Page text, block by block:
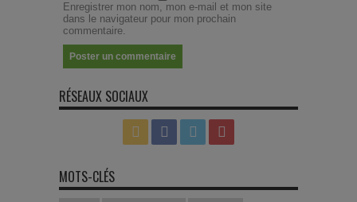
Enregistrer mon nom, mon e-mail et mon site
dans le navigateur pour mon prochain
commentaire.
RÉSEAUX SOCIAUX
MOTS-CLÉS